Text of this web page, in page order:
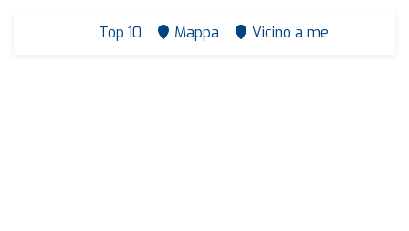
Top 10 Mappa Vicino a me